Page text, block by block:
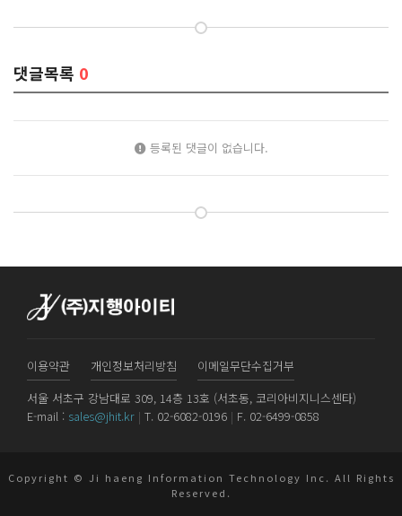
댓글목록 0
등록된 댓글이 없습니다.
이용약관 개인정보처리방침
이메일무단수집거부
서울 서초구 강남대로 309, 14층 13호 (서초동, 코리아비지니스센타)
E-mail : sales@jhit.kr | T. 02-6082-0196 | F. 02-6499-0858
Copyright © Ji haeng Information Technology Inc. All Rights
Reserved.